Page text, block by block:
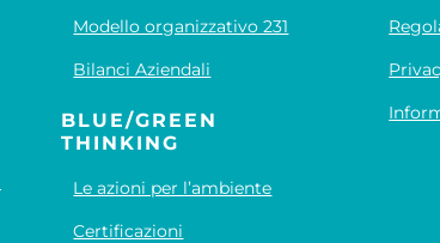
Modello organizzativo 231
Bilanci Aziendali
BLUE/GREEN
THINKING
Le azioni per l’ambiente
Certificazioni